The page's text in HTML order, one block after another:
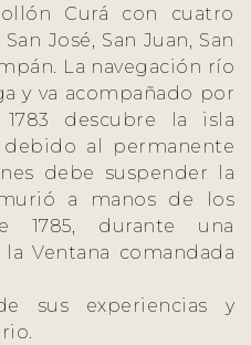
Curá con cuatro
José, San Juan, San
La navegación río
y va acompañado por
descubre la isla
debido al permanente
debe suspender la
a manos de los
durante una
Ventana comandada
sus experiencias y